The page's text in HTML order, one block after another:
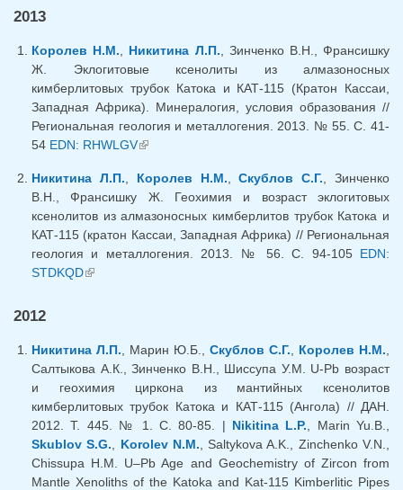
2013
Королев Н.М. Никитина Л.П. , Зинченко В.Н., Франсишку
Ж. Эклогитовые ксенолиты из алмазоносных
кимберлитовых трубок Катока и КАТ-115 (Кратон Кассаи,
Западная Африка). Минералогия, условия образования //
Региональная геология и металлогения. 2013. № 55. С. 41-
54 EDN: RHWLGV(внешняя ссылка)
Никитина Л.П. Королев Н.М. ,Скублов С.Г. , Зинченко
В.Н., Франсишку Ж. Геохимия и возраст эклогитовых
ксенолитов из алмазоносных кимберлитов трубок Катока и
КАТ-115 (кратон Кассаи, Западная Африка) // Региональная
геология и металлогения. 2013. № 56. С. 94-105 EDN:
STDKQD(внешняя ссылка)
2012
Никитина Л.П. , Марин Ю.Б., Скублов С.Г. Королев Н.М.
Салтыкова А.К., Зинченко В.Н., Шиссупа У.М. U-Pb возраст
и геохимия циркона из мантийных ксенолитов
кимберлитовых трубок Катока и КАТ-115 (Ангола) // ДАН.
2012. Т. 445. № 1. С. 80-85. | Nikitina L.P. , Marin Yu.B.,
Skublov S.G.
Korolev N.M. , Saltykova A.K., Zinchenko V.N.,
Chissupa H.M. U–Pb Age and Geochemistry of Zircon from
Mantle Xenoliths of the Katoka and Kat-115 Kimberlitic Pipes